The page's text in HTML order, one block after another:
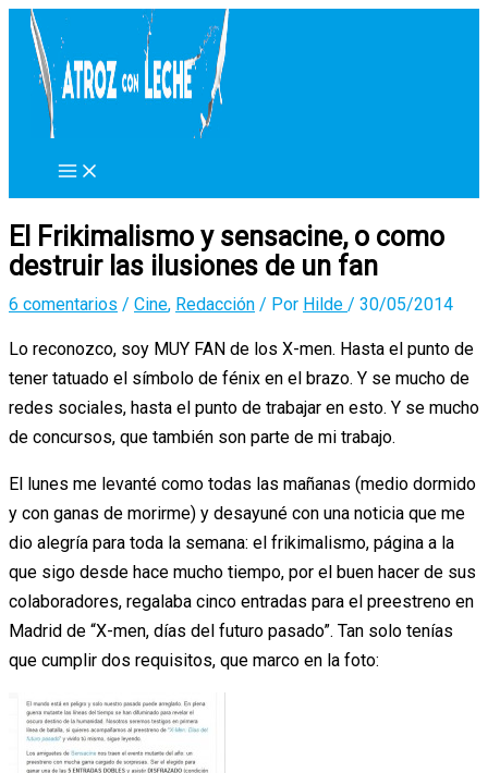
contenido
El Frikimalismo y sensacine, o como
destruir las ilusiones de un fan
6 comentarios / Cine, Redacción / Por Hilde / 30/05/2014
Lo reconozco, soy MUY FAN de los X-men. Hasta el punto de
tener tatuado el símbolo de fénix en el brazo. Y se mucho de
redes sociales, hasta el punto de trabajar en esto. Y se mucho
de concursos, que también son parte de mi trabajo.
El lunes me levanté como todas las mañanas (medio dormido
y con ganas de morirme) y desayuné con una noticia que me
dio alegría para toda la semana: el frikimalismo, página a la
que sigo desde hace mucho tiempo, por el buen hacer de sus
colaboradores, regalaba cinco entradas para el preestreno en
Madrid de “X-men, días del futuro pasado”. Tan solo tenías
que cumplir dos requisitos, que marco en la foto: